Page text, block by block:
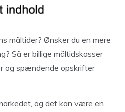
måltider? Ønsker du en mere
Så er billige måltidskasser
og spændende opskrifter
og det kan være en